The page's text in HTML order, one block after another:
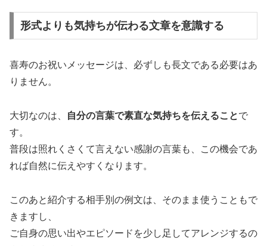
形式よりも気持ちが伝わる文章を意識する
喜寿のお祝いメッセージは、必ずしも長文である必要はあ
りません。
大切なのは、 自分の言葉で素直な気持ちを伝えることで
す。
普段は照れくさくて言えない感謝の言葉も、この機会であ
れば自然に伝えやすくなります。
このあと紹介する相手別の例文は、そのまま使うこともで
きますし、
ご自身の思い出やエピソードを少し足してアレンジするの